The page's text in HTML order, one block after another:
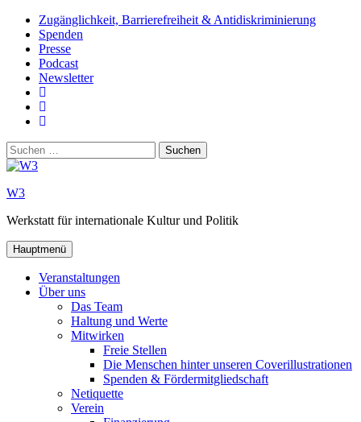
Zum
Inhalt
springen
Zugänglichkeit, Barrierefreiheit & Antidiskriminierung
Spenden
Presse
Podcast
Newsletter
Suchen
nach:
W3
Werkstatt für internationale Kultur und Politik
Hauptmenü
Veranstaltungen
Über uns
Das Team
Haltung und Werte
Mitwirken
Freie Stellen
Die Menschen hinter unseren Coverillustrationen
Spenden & Fördermitgliedschaft
Netiquette
Verein